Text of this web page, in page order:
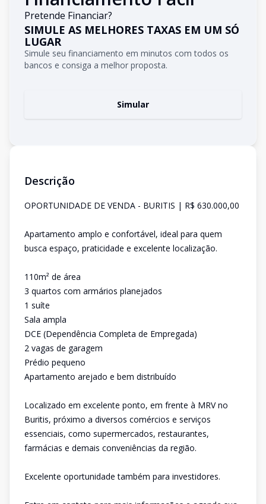
Pretende Financiar?
SIMULE AS MELHORES TAXAS EM UM SÓ
LUGAR
Simule seu financiamento em minutos com todos os
bancos e consiga a melhor proposta.
Simular
Descrição
OPORTUNIDADE DE VENDA - BURITIS | R$ 630.000,00
Apartamento amplo e confortável, ideal para quem
busca espaço, praticidade e excelente localização.
110m² de área
3 quartos com armários planejados
1 suíte
Sala ampla
DCE (Dependência Completa de Empregada)
2 vagas de garagem
Prédio pequeno
Apartamento arejado e bem distribuído
Localizado em excelente ponto, em frente à MRV no
Buritis, próximo a diversos comércios e serviços
essenciais, como supermercados, restaurantes,
farmácias e demais conveniências da região.
Excelente oportunidade também para investidores.